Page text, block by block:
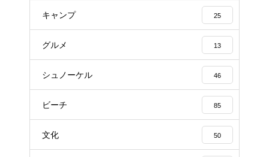
キャンプ 25
グルメ 13
シュノーケル 46
ビーチ 85
文化 50